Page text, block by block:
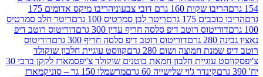
160 גרם דובי צבעוני
הריבו מיקס אדומים 175
175 גרם
ריטר לבן סמרטיס 100 גרם
ריטר חלב סמרטיס
רוטב דיפ סלסה חריף עדין 300 גרם
דוריטוס רוטב דיפ
דוריטוס רוטב דיפ סלסה חריף 300 גרם
דוריטוס
חמוצה ושום 280 גרם
קווסט עוגיית חלבון שוקולד
עוגיית חלבון חמאת בוטנים שוקולד צ'יפס
מארז לקקן ברבי 30
קינדר ג'וי שלישייה 60 גרם
מרשמלו 150 גר – סוניק
מארז